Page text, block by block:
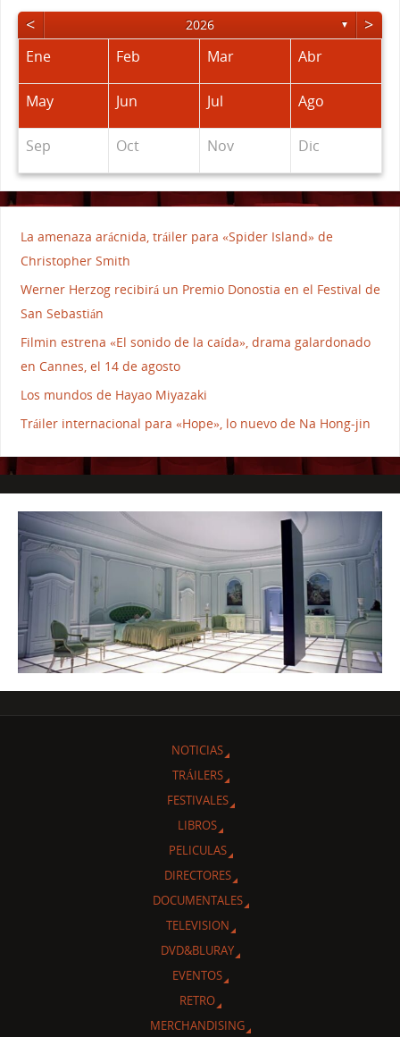
< 2026 ▼ >
Ene Feb Mar Abr
May Jun Jul Ago
Sep Oct Nov Dic
La amenaza arácnida, tráiler para «Spider Island» de
Christopher Smith
Werner Herzog recibirá un Premio Donostia en el Festival de
San Sebastián
Filmin estrena «El sonido de la caída», drama galardonado
en Cannes, el 14 de agosto
Los mundos de Hayao Miyazaki
Tráiler internacional para «Hope», lo nuevo de Na Hong-jin
NOTICIAS
TRÁILERS
FESTIVALES
LIBROS
PELICULAS
DIRECTORES
DOCUMENTALES
TELEVISION
DVD&BLURAY
EVENTOS
RETRO
MERCHANDISING